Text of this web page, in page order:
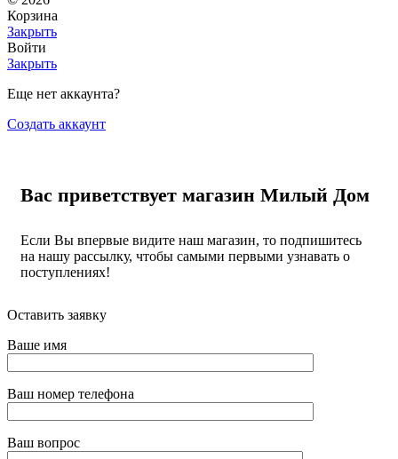
Корзина
Закрыть
Войти
Закрыть
Еще нет аккаунта?
Создать аккаунт
Вас приветствует магазин Милый Дом
Если Вы впервые видите наш магазин, то подпишитесь
на нашу рассылку, чтобы самыми первыми узнавать о
поступлениях!
Оставить заявку
Ваше имя
Ваш номер телефона
Ваш вопрос